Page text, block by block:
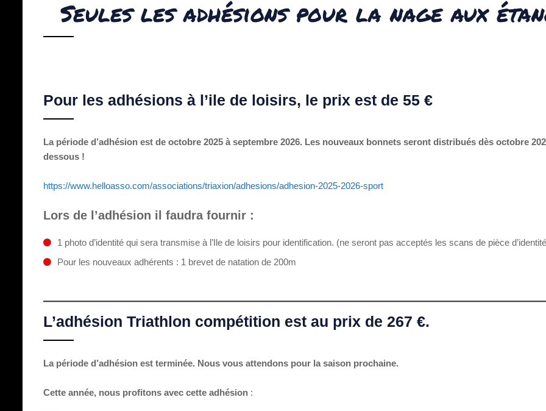
Seules les adhésions pour la nage aux
Pour les adhésions à l’ile de loisirs, le prix est de 55 €
La période d’adhésion est de octobre 2025 à septembre 2026. Les nouveaux bonnets seront distribués dès octobre
dessous !
https://www.helloasso.com/associations/triaxion/adhesions/adhesion-2025-2026-sport
Lors de l’adhésion il faudra fournir :
1 photo d’identité qui sera transmise à l’Ile de loisirs pour identification. (ne seront pas acceptés les scans de pièce
Pour les nouveaux adhérents : 1 brevet de natation de 200m
L’adhésion Triathlon compétition est au prix de 267 €.
La période d’adhésion est terminée. Nous vous attendons pour la saison prochaine.
Cette année, nous profitons avec cette adhésion :